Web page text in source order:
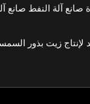
صانع آلة النفط صانع
لإنتاج زيت بذور